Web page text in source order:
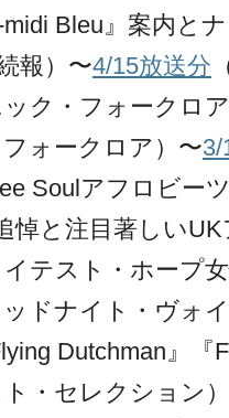
midi Bleu』案内と
報）〜4/15放送分
ク・フォークロ
ォークロア）〜3/
Soulアフロビー
悼と注目著しい
イテスト・ホープ
ドナイト・ヴォ
Dutchman』『
・セレクション